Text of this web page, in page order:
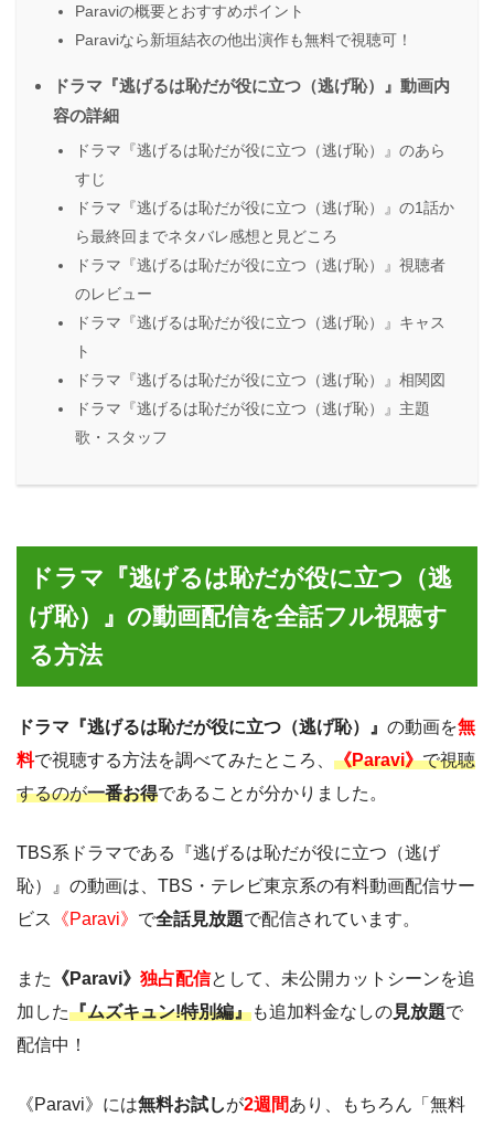
Paraviの概要とおすすめポイント
Paraviなら新垣結衣の他出演作も無料で視聴可！
ドラマ『逃げるは恥だが役に立つ（逃げ恥）』動画内
容の詳細
ドラマ『逃げるは恥だが役に立つ（逃げ恥）』のあら
すじ
ドラマ『逃げるは恥だが役に立つ（逃げ恥）』の1話か
ら最終回までネタバレ感想と見どころ
ドラマ『逃げるは恥だが役に立つ（逃げ恥）』視聴者
のレビュー
ドラマ『逃げるは恥だが役に立つ（逃げ恥）』キャス
ト
ドラマ『逃げるは恥だが役に立つ（逃げ恥）』相関図
ドラマ『逃げるは恥だが役に立つ（逃げ恥）』主題
歌・スタッフ
ドラマ『逃げるは恥だが役に立つ（逃
げ恥）』の動画配信を全話フル視聴す
る方法
ドラマ『逃げるは恥だが役に立つ（逃げ恥）』 の動画を無
料で視聴する方法を調べてみたところ、 《Paravi》で視聴
するのが一番お得であることが分かりました。
TBS系ドラマである『逃げるは恥だが役に立つ（逃げ
恥）』の動画は、TBS・テレビ東京系の有料動画配信サー
ビス
《Paravi》 で全話見放題で配信されています。
また 《Paravi》 独占配信として、未公開カットシーンを追
加した『ムズキュン!特別編』も追加料金なしの見放題で
配信中！
《Paravi》には無料お試しが2週間あり、もちろん「無料